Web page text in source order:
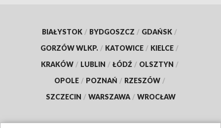
BIAŁYSTOK / BYDGOSZCZ / GDAŃSK /
GORZÓW WLKP. / KATOWICE / KIELCE /
KRAKÓW / LUBLIN / ŁÓDŹ / OLSZTYN /
OPOLE / POZNAŃ / RZESZÓW /
SZCZECIN / WARSZAWA / WROCŁAW